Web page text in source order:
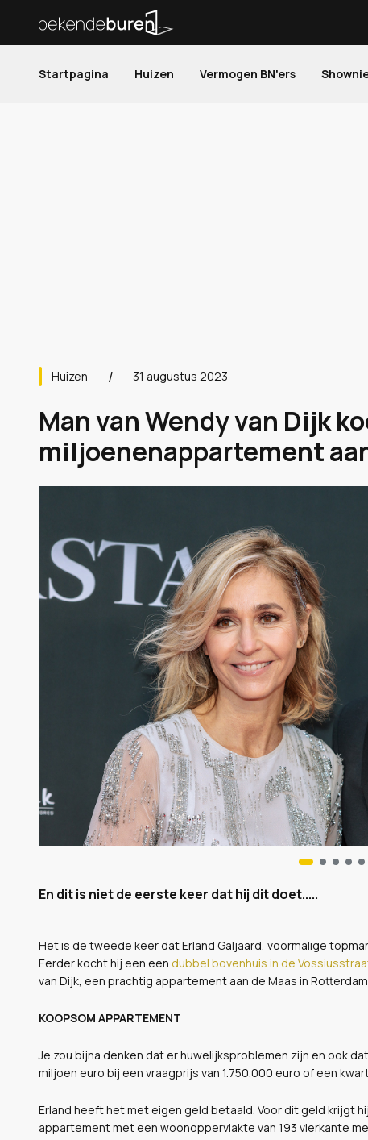
Startpagina Huizen Vermogen BN'ers
Huizen 31 augustus 2023
Man van Wendy van Dijk
miljoenenappartement
En dit is niet de eerste keer dat hij dit doet.....
Het is de tweede keer dat Erland Galjaard, voormalige
Eerder kocht hij een een dubbel bovenhuis in de
van Dijk, een prachtig appartement aan de Maas in
KOOPSOM APPARTEMENT
Je zou bijna denken dat er huwelijksproblemen zijn en ook
miljoen euro bij een vraagprijs van 1.750.000 euro of een
Erland heeft het met eigen geld betaald. Voor dit geld krijgt
appartement met een woonoppervlakte van 193 vierkante